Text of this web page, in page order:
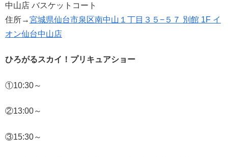
中山店 バスケットコート
住所→宮城県仙台市泉区南中山１丁目３５−５７ 別館 1F イ
オン仙台中山店
ひろがるスカイ！プリキュアショー
①10:30～
②13:00～
③15:30～